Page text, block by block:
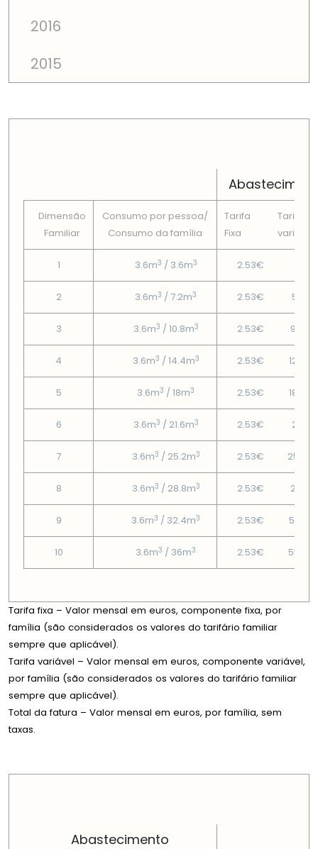
2016
2015
Dimensão
Familiar
Consumo por pessoa/
Consumo da famí­lia
Tarifa
Fixa
Tarifa
variável
1 3.6m3 / 3.6m3 2.53€
2 3.6m3 / 7.2m3 2.53€ 5.12€
3 3.6m3 / 10.8m3 2.53€ 9.05€
4 3.6m3 / 14.4m3 2.53€ 12.06€
5 3.6m3 / 18m3 2.53€ 18.25€
6 3.6m3 / 21.6m3 2.53€ 21.9€
7 3.6m3 / 25.2m3 2.53€
8 3.6m3 / 28.8m3 2.53€ 29.2€
9 3.6m3 / 32.4m3 2.53€ 50.19€
10 3.6m3 / 36m3 2.53€
Tarifa fixa – Valor mensal em euros, componente fixa, por
família (são considerados os valores do tarifário familiar
sempre que aplicável).
Tarifa variável – Valor mensal em euros, componente variável,
por família (são considerados os valores do tarifário familiar
sempre que aplicável).
Total da fatura – Valor mensal em euros, por família, sem
taxas.
Abastecimento